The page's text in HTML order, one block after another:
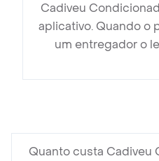
Cadiveu
aplicativo. Quando o
um entregador o
Quanto custa Cadiveu